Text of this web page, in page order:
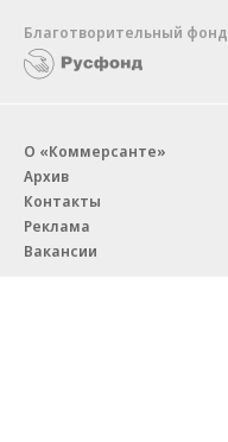
Благотворительный фонд
О «Коммерсанте»
Архив
Контакты
Реклама
Вакансии